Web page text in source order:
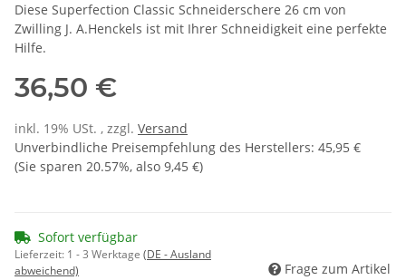
Diese Superfection Classic Schneiderschere 26 cm von
Zwilling J. A.Henckels ist mit Ihrer Schneidigkeit eine perfekte
Hilfe.
36,50 €
inkl. 19% USt. , zzgl. Versand
Unverbindliche Preisempfehlung des Herstellers: 45,95 €
(Sie sparen 20.57%, also 9,45 €)
Sofort verfügbar
Lieferzeit: 1 - 3 Werktage (DE - Ausland
abweichend)
Frage zum Artikel